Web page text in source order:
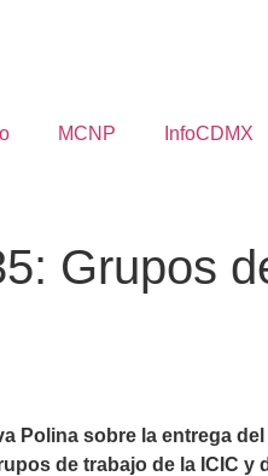
MCNP InfoCDMX
Grupos
Polina sobre la entrega
de trabajo de la ICIC y